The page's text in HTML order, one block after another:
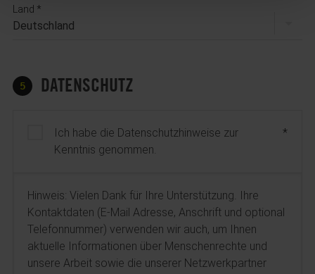
Land
5 DATENSCHUTZ
Ich habe die Datenschutzhinweise zur
Kenntnis genommen.
Hinweis: Vielen Dank für Ihre Unterstützung. Ihre
Kontaktdaten (E-Mail Adresse, Anschrift und optional
Telefonnummer) verwenden wir auch, um Ihnen
aktuelle Informationen über Menschenrechte und
unsere Arbeit sowie die unserer Netzwerkpartner